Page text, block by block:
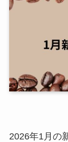
2026年1月の